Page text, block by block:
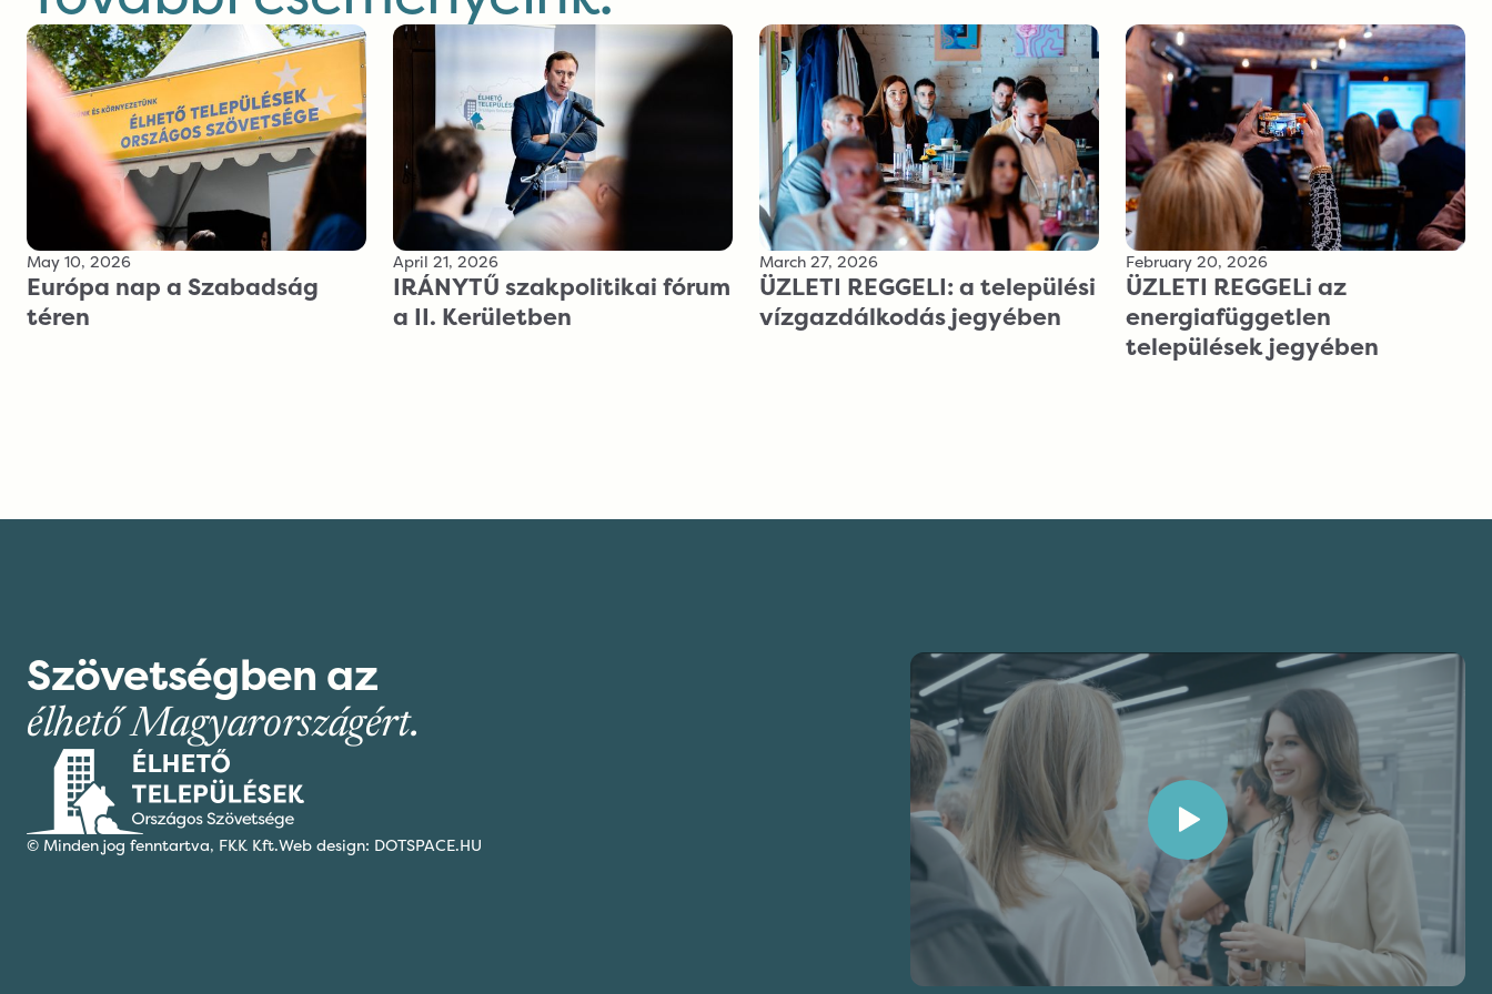
May 10, 2026
Európa nap a Szabadság
téren
April 21, 2026
IRÁNYTŰ szakpolitikai fórum
a II. Kerületben
March 27, 2026
ÜZLETI REGGELI: a települési
vízgazdálkodás jegyében
February 20, 2026
ÜZLETI REGGELi az
energiafüggetlen
települések jegyében
Szövetségben az
élhető Magyarországért.
© Minden jog fenntartva, FKK Kft.Web design: DOTSPACE.HU